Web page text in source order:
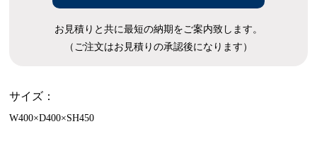
お見積りと共に最短の納期をご案内致します。
（ご注文はお見積りの承認後になります）
サイズ：
W400×D400×SH450